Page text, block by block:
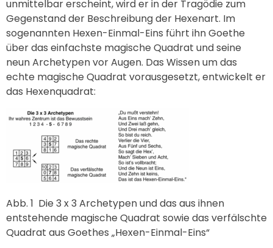
unmittelbar erscheint, wird er in der Tragödie zum
Gegenstand der Beschreibung der Hexenart. Im
sogenannten Hexen-Einmal-Eins führt ihn Goethe
über das einfachste magische Quadrat und seine
neun Archetypen vor Augen. Das Wissen um das
echte magische Quadrat vorausgesetzt, entwickelt er
das Hexenquadrat:
Abb. 1 Die 3 x 3 Archetypen und das aus ihnen
entstehende magische Quadrat sowie das verfälschte
Quadrat aus Goethes „Hexen-Einmal-Eins“